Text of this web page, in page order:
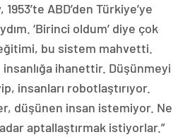
ABD’den Türkiye’ye
‘Birinci oldum’ diye çok
bu sistem mahvetti.
insanlığa ihanettir. Düşünmeyi
insanları robotlaştırıyor.
düşünen insan istemiyor. Ne
aptallaştırmak istiyorlar.”